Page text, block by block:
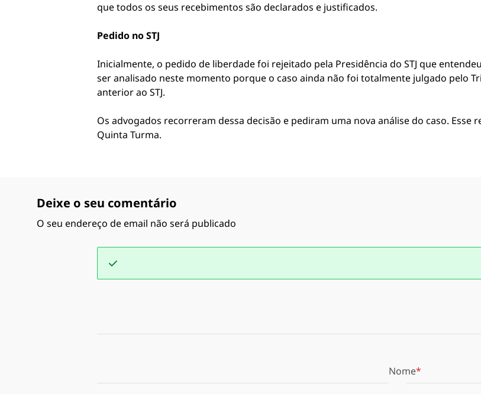
que todos os seus recebimentos são declarados e justificados.
Pedido no STJ
Inicialmente, o pedido de liberdade foi rejeitado pela Presidência do STJ que
ser analisado neste momento porque o caso ainda não foi totalmente julgado pelo
anterior ao STJ.
Os advogados recorreram dessa decisão e pediram uma nova análise do caso.
Quinta Turma.
Deixe o seu comentário
O seu endereço de email não será publicado
Nome